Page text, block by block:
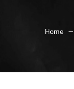
Home –